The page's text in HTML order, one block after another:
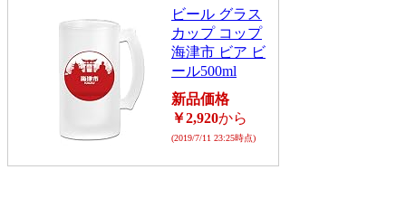
ビール グラス
カップ コップ
海津市 ビア ビ
ール500ml
新品価格
￥2,920から
(2019/7/11 23:25時点)